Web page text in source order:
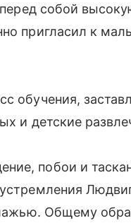
собой
пригласил к
обучения,
и детские
побои и
Общему